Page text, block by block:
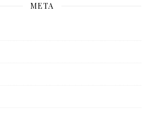
META